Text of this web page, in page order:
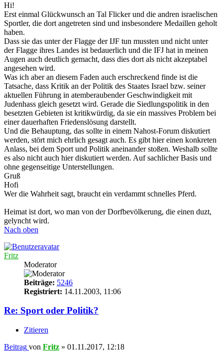
Hi!
Erst einmal Glückwunsch an Tal Flicker und die andren israelischen
Sportler, die dort angetreten sind und insbesondere Medaillen geholt
haben.
Dass sie das unter der Flagge der IJF tun mussten und nicht unter
der Flagge ihres Landes ist bedauerlich und die IFJ hat in meinen
Augen auch deutlich gemacht, dass dies dort als nicht akzeptabel
angesehen wird.
Was ich aber an diesem Faden auch erschreckend finde ist die
Tatsache, dass Kritik an der Politik des Staates Israel bzw. seiner
aktuellen Führung in atemberaubender Geschwindigkeit mit
Judenhass gleich gesetzt wird. Gerade die Siedlungspolitik in den
besetzten Gebieten ist kritikwürdig, da sie ein massives Problem bei
einer dauerhaften Friedenslösung darstellt.
Und die Behauptung, das sollte in einem Nahost-Forum diskutiert
werden, stört mich ehrlich gesagt auch. Es gibt hier einen konkreten
Anlass, bei dem Sport und Politik aneinander stoßen. Weshalb sollte
es also nicht auch hier diskutiert werden. Auf sachlicher Basis und
ohne gegenseitige Unterstellungen.
Gruß
Hofi
Wer die Wahrheit sagt, braucht ein verdammt schnelles Pferd.
Heimat ist dort, wo man von der Dorfbevölkerung, die einen duzt,
gelyncht wird.
Nach oben
Fritz
Moderator
Beiträge: 5246
Registriert: 14.11.2003, 11:06
Re: Sport oder Politik?
Zitieren
Beitrag von Fritz » 01.11.2017, 12:18